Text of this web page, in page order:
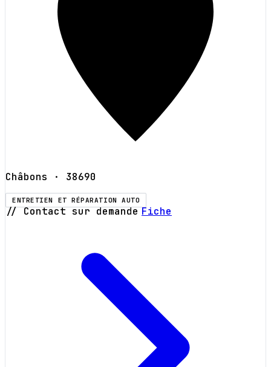
Châbons · 38690
ENTRETIEN ET RÉPARATION AUTO
// Contact sur demande Fiche